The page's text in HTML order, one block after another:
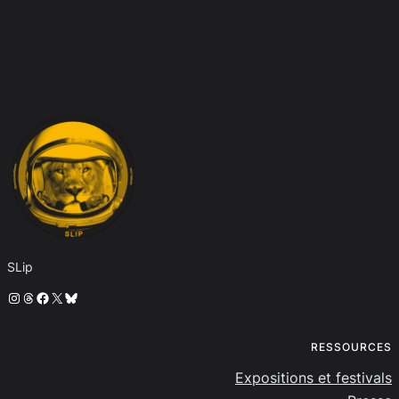
SLip
Instagram
Threads
Facebook
X Bluesky
RESSOURCES
Expositions et festivals